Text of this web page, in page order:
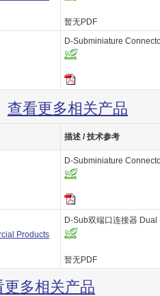
暂无PDF
D-Subminiature
查看更多相关产品
描述 / 技术参考
D-Subminiature
Products
D-Sub双端口连接器 Dual
暂无PDF
更多相关产品